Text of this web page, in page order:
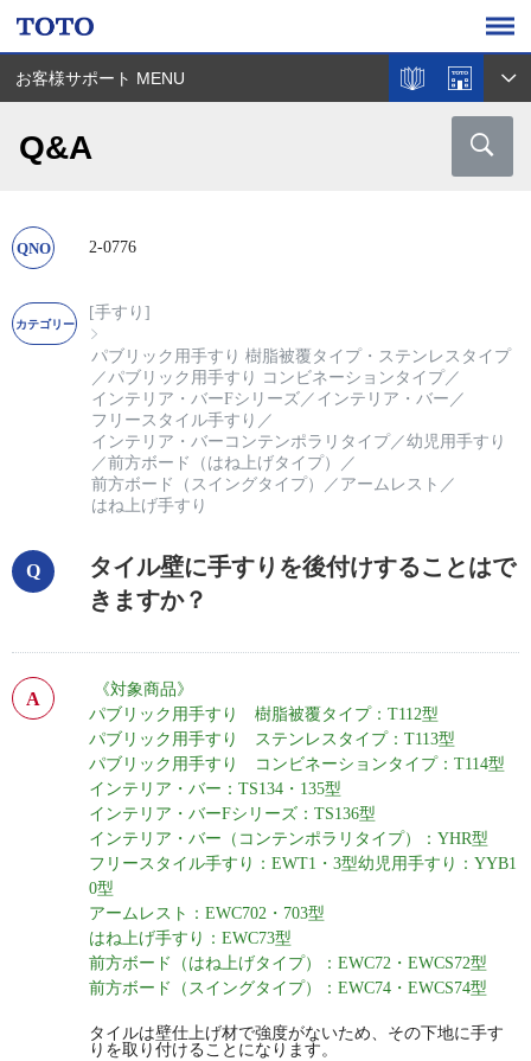
お客様サポート MENU
Q&A
2-0776
[手すり]
パブリック用手すり 樹脂被覆タイプ・ステンレスタイプ
／パブリック用手すり コンビネーションタイプ／
インテリア・バーFシリーズ／ インテリア・バー ／
フリースタイル手すり ／
インテリア・バーコンテンポラリタイプ／幼児用手すり
／前方ボード（はね上げタイプ）
／
前方ボード（スイングタイプ）
／ アームレスト ／
はね上げ手すり
タイル壁に手すりを後付けすることはで
きますか？
《対象商品》
パブリック用手すり 樹脂被覆タイプ：T112型
パブリック用手すり ステンレスタイプ：T113型
パブリック用手すり コンビネーションタイプ：T114型
インテリア・バー：TS134・135型
インテリア・バーFシリーズ：TS136型
インテリア・バー（コンテンポラリタイプ）：YHR型
フリースタイル手すり：EWT1・3型幼児用手すり：YYB1
0型
アームレスト：EWC702・703型
はね上げ手すり：EWC73型
前方ボード（はね上げタイプ）：EWC72・EWCS72型
前方ボード（スイングタイプ）：EWC74・EWCS74型
タイルは壁仕上げ材で強度がないため、その下地に手す
りを取り付けることになります。